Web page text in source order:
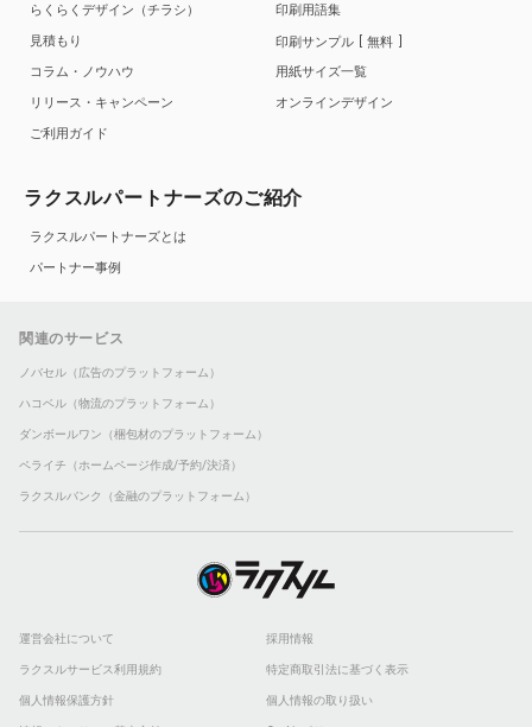
らくらくデザイン（チラシ）
見積もり
コラム・ノウハウ
リリース・キャンペーン
ご利用ガイド
印刷用語集
印刷サンプル
無料
用紙サイズ一覧
オンラインデザイン
ラクスルパートナーズのご紹介
ラクスルパートナーズとは
パートナー事例
関連のサービス
ノバセル（広告のプラットフォーム）
ハコベル（物流のプラットフォーム）
ダンボールワン（梱包材のプラットフォーム）
ペライチ（ホームページ作成/予約/決済）
ラクスルバンク（金融のプラットフォーム）
運営会社について 採用情報
ラクスルサービス利用規約 特定商取引法に基づく表示
個人情報保護方針 個人情報の取り扱い